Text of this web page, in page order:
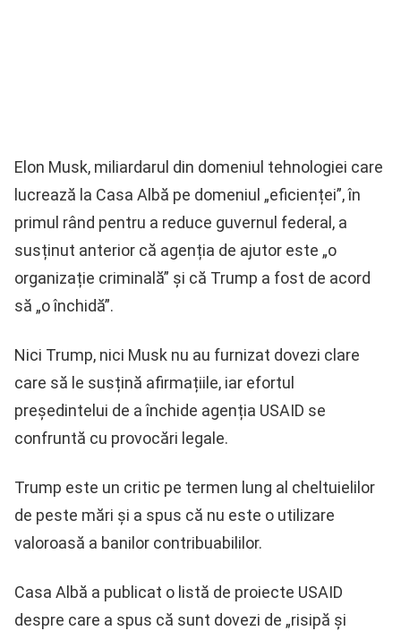
Elon Musk, miliardarul din domeniul tehnologiei care
lucrează la Casa Albă pe domeniul „eficienței”, în
primul rând pentru a reduce guvernul federal, a
susținut anterior că agenția de ajutor este „o
organizație criminală” și că Trump a fost de acord
să „o închidă”.
Nici Trump, nici Musk nu au furnizat dovezi clare
care să le susțină afirmațiile, iar efortul
președintelui de a închide agenția USAID se
confruntă cu provocări legale.
Trump este un critic pe termen lung al cheltuielilor
de peste mări și a spus că nu este o utilizare
valoroasă a banilor contribuabililor.
Casa Albă a publicat o listă de proiecte USAID
despre care a spus că sunt dovezi de „risipă și